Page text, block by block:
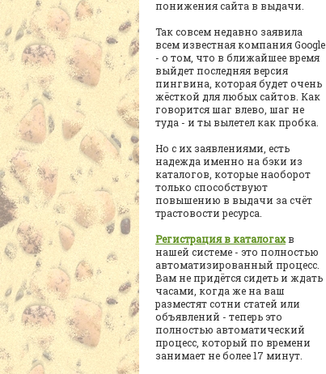
понижения сайта в выдачи.
Так совсем недавно заявила
всем известная компания Google
- о том, что в ближайшее время
выйдет последняя версия
пингвина, которая будет очень
жёсткой для любых сайтов. Как
говорится шаг влево, шаг не
туда - и ты вылетел как пробка.
Но с их заявлениями, есть
надежда именно на бэки из
каталогов, которые наоборот
только способствуют
повышению в выдачи за счёт
трастовости ресурса.
Регистрация в каталогахв
нашей системе - это полностью
автоматизированный процесс.
Вам не придётся сидеть и ждать
часами, когда же на ваш
разместят сотни статей или
объявлений - теперь это
полностью автоматический
процесс, который по времени
занимает не более 17 минут.